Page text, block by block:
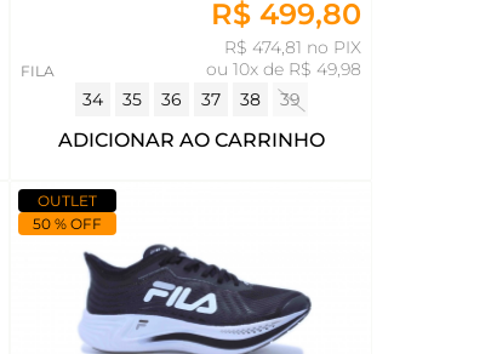
R$ 499,80
R$ 474,81 no PIX
ou 10x de R$ 49,98
FILA
34 35 36 37 38 39
ADICIONAR AO CARRINHO
OUTLET
50 % OFF